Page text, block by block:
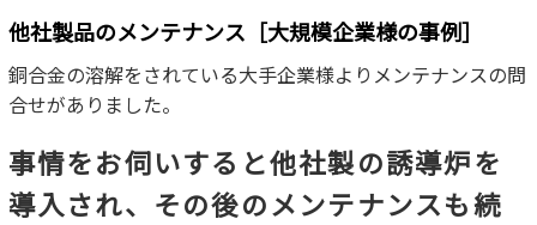
他社製品のメンテナンス［大規模企業様の事例］
銅合金の溶解をされている大手企業様よりメンテナンスの問
合せがありました。
事情をお伺いすると他社製の誘導炉を
導入され、その後のメンテナンスも続